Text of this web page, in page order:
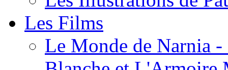
Les Films
Le Monde de Narnia